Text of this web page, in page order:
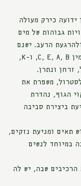
ידועה כירק מעולה
כמויות גבוהות של מים
הרעב. ישנם
הרבה ויטמינים בחסה, היא תספק לכם ויטמין C, E, A, B, ו-K,
זרחן ונתרן.
משפרת את
הגוף, נהדרת
ביצירת סביבה
תאים ומניעת נזקים,
במיוחד לנשים
הרכיבים שבה, יש לה